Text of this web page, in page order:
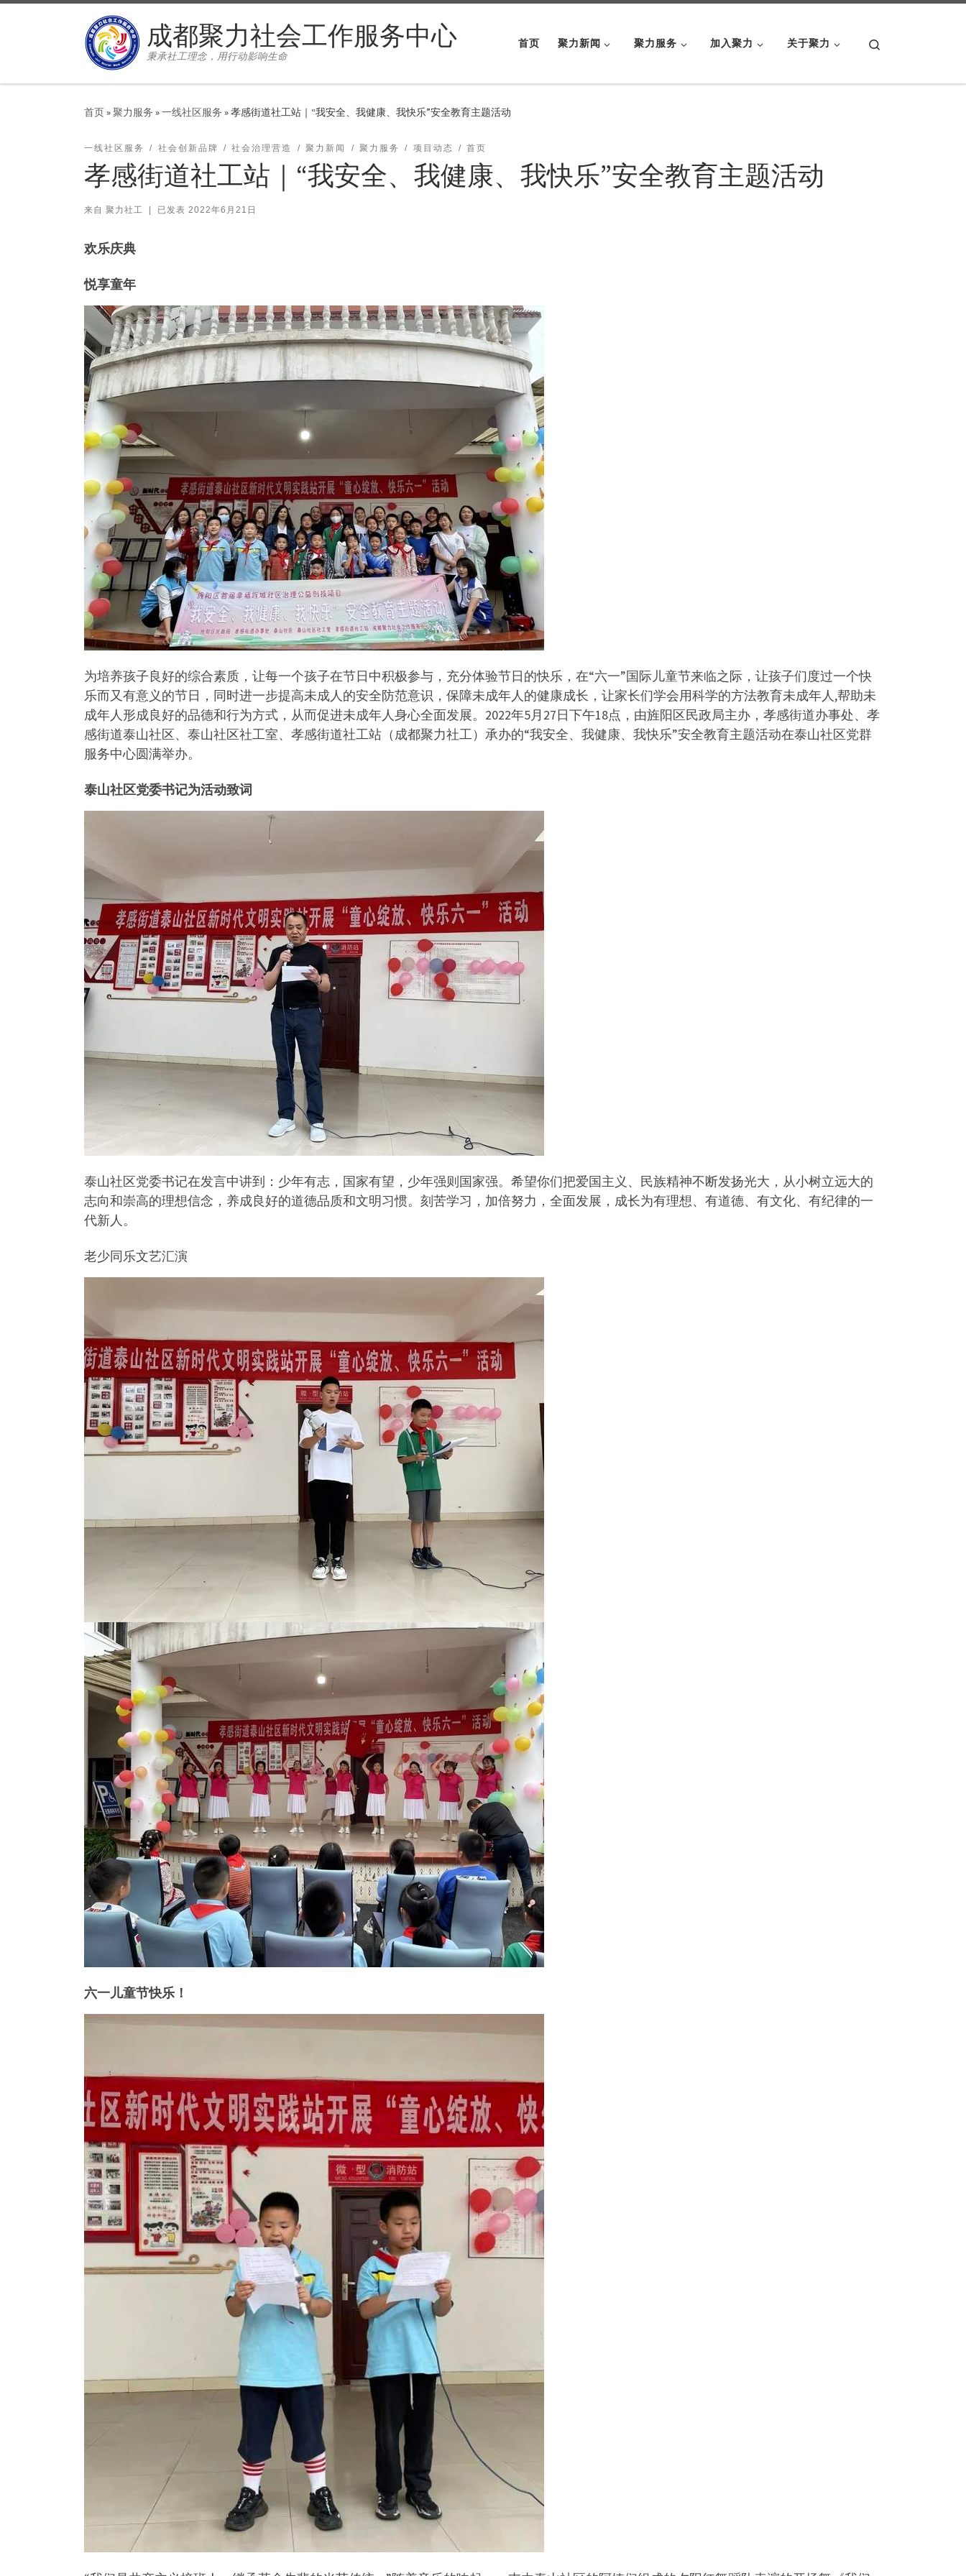
成都聚力社会工作服务中心
秉承社工理念，用行动影响生命
首页 聚力新闻 聚力服务 加入聚力 关于聚力
首页»聚力服务 »一线社区服务 »孝感街道社工站｜“我安全、我健康、我快乐”安全教育主题活动
一线社区服务 社会创新品牌 社会治理营造 聚力新闻 聚力服务 项目动态 首页
孝感街道社工站｜“我安全、我健康、我快乐”安全教育主题活动
来自 聚力社工 已发表 2022年6月21日
欢乐庆典
悦享童年
为培养孩子良好的综合素质，让每一个孩子在节日中积极参与，充分体验节日的快乐，在“六一”国际儿童节来临之际，让孩子们度过一个快
乐而又有意义的节日，同时进一步提高未成人的安全防范意识，保障未成年人的健康成长，让家长们学会用科学的方法教育未成年人,帮助未
成年人形成良好的品德和行为方式，从而促进未成年人身心全面发展。2022年5月27日下午18点，由旌阳区民政局主办，孝感街道办事处、孝
感街道泰山社区、泰山社区社工室、孝感街道社工站（成都聚力社工）承办的“我安全、我健康、我快乐”安全教育主题活动在泰山社区党群
服务中心圆满举办。
泰山社区党委书记为活动致词
泰山社区党委书记在发言中讲到：少年有志，国家有望，少年强则国家强。希望你们把爱国主义、民族精神不断发扬光大，从小树立远大的
志向和崇高的理想信念，养成良好的道德品质和文明习惯。刻苦学习，加倍努力，全面发展，成长为有理想、有道德、有文化、有纪律的一
代新人。
老少同乐文艺汇演
六一儿童节快乐！